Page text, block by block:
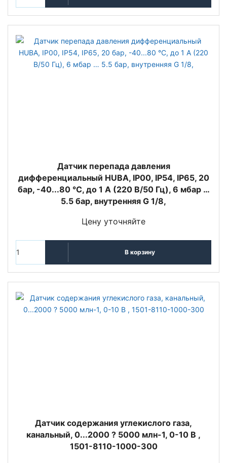
Датчик перепада давления
дифференциальный HUBA, IP00, IP54, IP65, 20
бар, -40...80 °C, до 1 А (220 В/50 Гц), 6 мбар …
5.5 бар, внутренняя G 1/8,
Цену уточняйте
В корзину
Датчик содержания углекислого газа,
канальный, 0...2000 ? 5000 млн-1, 0-10 В ,
1501-8110-1000-300